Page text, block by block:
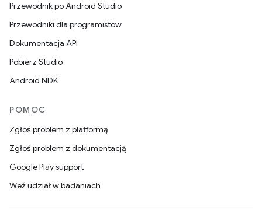
Przewodnik po Android Studio
Przewodniki dla programistów
Dokumentacja API
Pobierz Studio
Android NDK
POMOC
Zgłoś problem z platformą
Zgłoś problem z dokumentacją
Google Play support
Weź udział w badaniach